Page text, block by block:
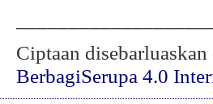
Ciptaan disebarluaskan
BerbagiSerupa 4.0